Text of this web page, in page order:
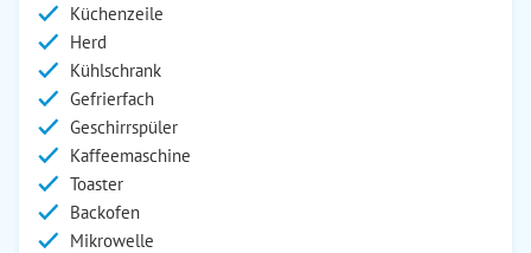
Küchenzeile
Herd
Kühlschrank
Gefrierfach
Geschirrspüler
Kaffeemaschine
Toaster
Backofen
Mikrowelle